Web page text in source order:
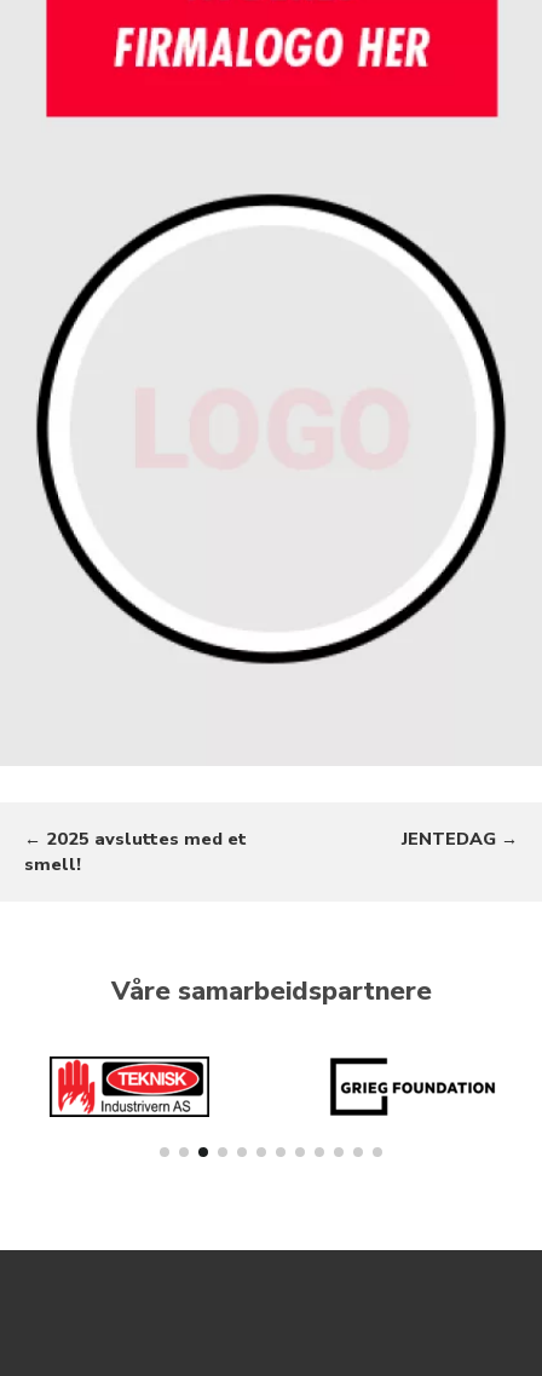
← 2025 avsluttes med et
smell!
JENTEDAG →
Våre samarbeidspartnere